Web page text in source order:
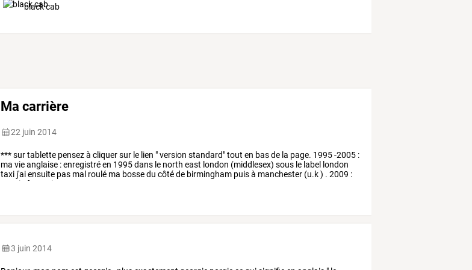
black cab
Ma carrière
22 juin 2014
***surtablette pensezà cliquersur le lien "version standard"tout en basde la page. 1995-2005 :
ma vieanglaise :enregistréen 1995dans le north east london (middlesex) sous le label london
taxi j'aiensuite pas mal roulé ma bossedu côtéde birmingham puisà manchester (u.k) . 2009 :
vie française
3 juin 2014